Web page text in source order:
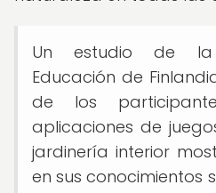
Un estudio de la
Educación de
de los
aplicaciones de
jardinería interior
en sus conocimientos